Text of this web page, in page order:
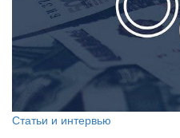
Статьи и интервью